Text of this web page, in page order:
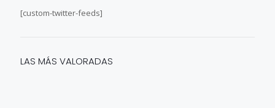
[custom-twitter-feeds]
LAS MÁS VALORADAS